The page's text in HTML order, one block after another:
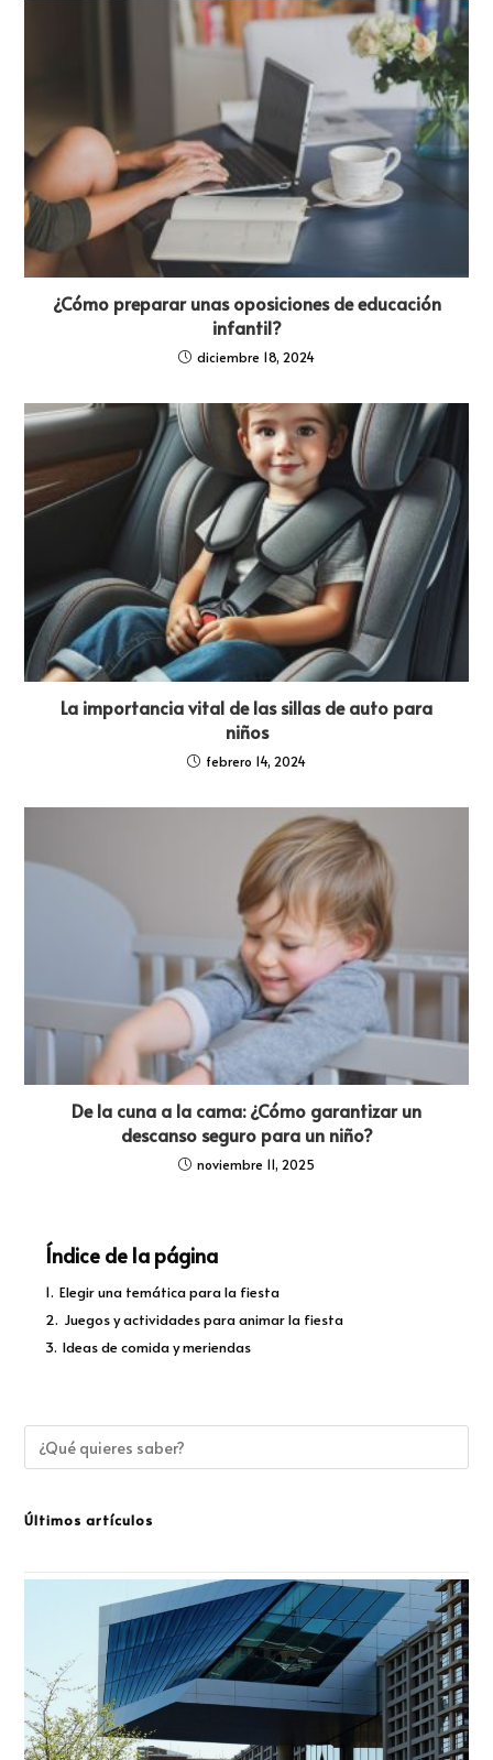
¿Cómo preparar unas oposiciones de educación
infantil?
diciembre 18, 2024
La importancia vital de las sillas de auto para
niños
febrero 14, 2024
De la cuna a la cama: ¿Cómo garantizar un
descanso seguro para un niño?
noviembre 11, 2025
Índice de la página
1. Elegir una temática para la fiesta
2. Juegos y actividades para animar la fiesta
3. Ideas de comida y meriendas
Últimos artículos